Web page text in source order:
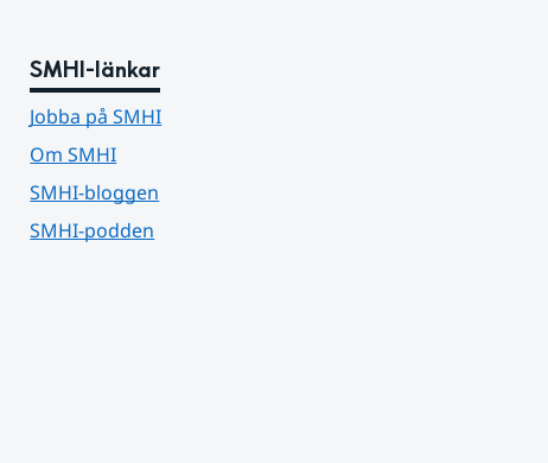
SMHI-länkar
Jobba på SMHI
Om SMHI
SMHI-bloggen
SMHI-podden